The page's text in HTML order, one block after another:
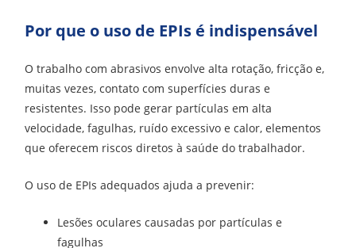
Por que o uso de EPIs é indispensável
O trabalho com abrasivos envolve alta rotação, fricção e,
muitas vezes, contato com superfícies duras e
resistentes. Isso pode gerar partículas em alta
velocidade, fagulhas, ruído excessivo e calor, elementos
que oferecem riscos diretos à saúde do trabalhador.
O uso de EPIs adequados ajuda a prevenir:
Lesões oculares causadas por partículas e
fagulhas